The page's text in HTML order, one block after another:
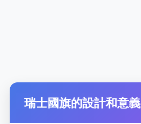
瑞士國旗的設計和意義